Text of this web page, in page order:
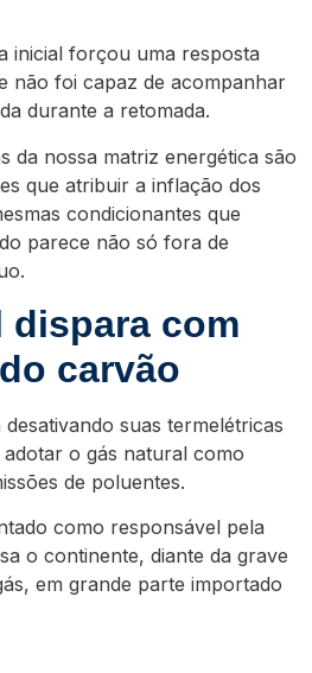
inicial forçou uma resposta
não foi capaz de acompanhar
durante a retomada.
da nossa matriz energética são
que atribuir a inflação dos
condicionantes que
parece não só fora de
dispara com
carvão
suas termelétricas
o gás natural como
de poluentes.
como responsável pela
o continente, diante da grave
em grande parte importado